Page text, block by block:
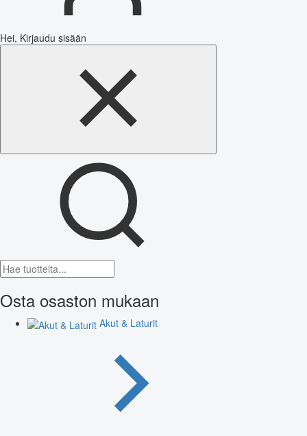
Hei, Kirjaudu sisään
Osta osaston mukaan
Akut & Laturit